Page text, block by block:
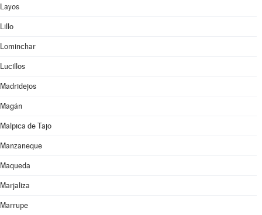
Layos
Lillo
Lominchar
Lucillos
Madridejos
Magán
Malpica de Tajo
Manzaneque
Maqueda
Marjaliza
Marrupe